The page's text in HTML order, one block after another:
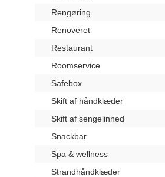
Rengøring
Renoveret
Restaurant
Roomservice
Safebox
Skift af håndklæder
Skift af sengelinned
Snackbar
Spa & wellness
Strandhåndklæder